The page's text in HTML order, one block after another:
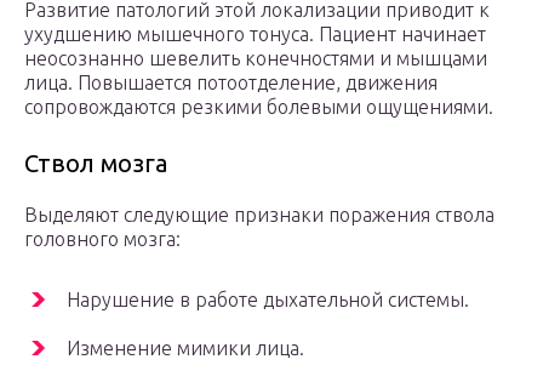
Развитие патологий этой локализации приводит к
ухудшению мышечного тонуса. Пациент начинает
неосознанно шевелить конечностями и мышцами
лица. Повышается потоотделение, движения
сопровождаются резкими болевыми ощущениями.
Ствол мозга
Выделяют следующие признаки поражения ствола
головного мозга:
Нарушение в работе дыхательной системы.
Изменение мимики лица.